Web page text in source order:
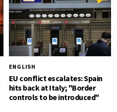
ENGLISH
EU conflict escalates: Spain
hits back at Italy; "Border
controls to be introduced"